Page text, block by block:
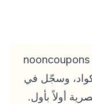
احرص على متابعة صفحة نون على nooncoupons
وسجّل في
أولاً بأول.